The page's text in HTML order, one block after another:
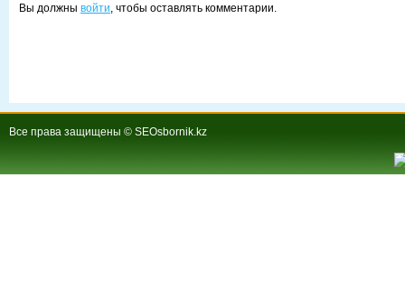
Вы должны войти, чтобы оставлять комментарии.
Все права защищены © SEOsbornik.kz